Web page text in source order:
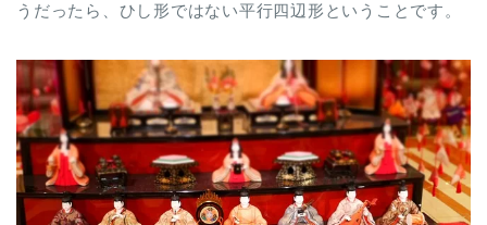
うだったら、ひし形ではない平行四辺形ということです。